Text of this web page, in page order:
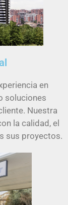
en
soluciones
Nuestra
la calidad, el
sus proyectos.